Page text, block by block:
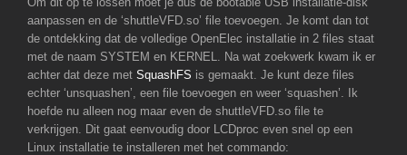
aanpassen en de ‘shuttleVFD.so’ file toevoegen. Je komt dan tot
de ontdekking dat de volledige OpenElec installatie in 2 files staat
met de naam SYSTEM en KERNEL. Na wat zoekwerk kwam ik er
achter dat deze met SquashFS is gemaakt. Je kunt deze files
echter ‘unsquashen’, een file toevoegen en weer ‘squashen’. Ik
hoefde nu alleen nog maar even de shuttleVFD.so file te
verkrijgen. Dit gaat eenvoudig door LCDproc even snel op een
Linux installatie te installeren met het commando: